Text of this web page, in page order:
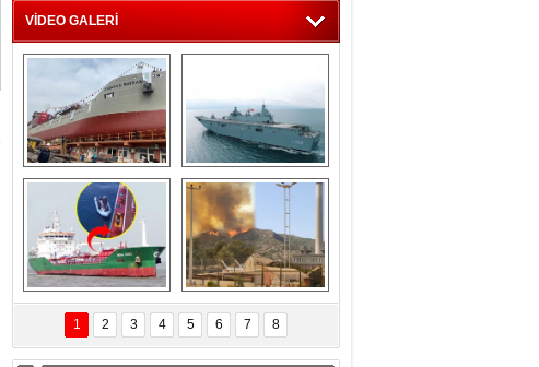
VİDEO GALERİ
Çeksan Tersanesi,
Başaran Bayrak
tankerini suya
indirdi
TCG Anadolu,
tersane teknik
seyrini tamamladı
Göçmenlerin
imdadına Türk
sahipli MINA DENIZ
yetişti
Milas’taki yangın
yeniden termik
santrallere doğru
ilerliyor
1 2 3 4 5 6 7 8